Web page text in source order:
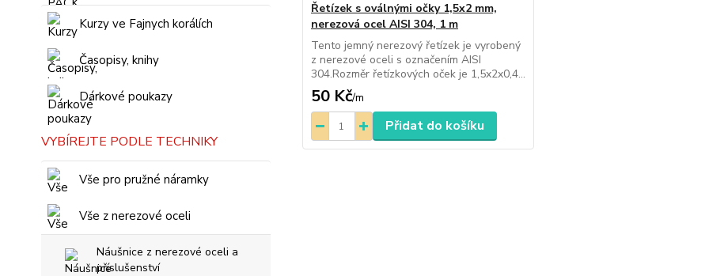
Kurzy ve Fajnych korálích
Časopisy, knihy
Dárkové poukazy
VYBÍREJTE PODLE TECHNIKY
Vše pro pružné náramky
Vše z nerezové oceli
Náušnice z nerezové oceli a
příslušenství
Řetízek s oválnými očky 1,5x2 mm,
nerezová ocel AISI 304, 1 m
Tento jemný nerezový řetízek je vyrobený
z nerezové oceli s označením AISI
304.Rozměr řetízkových oček je 1,5x2x0,4...
50 Kč/m
Přidat do košíku